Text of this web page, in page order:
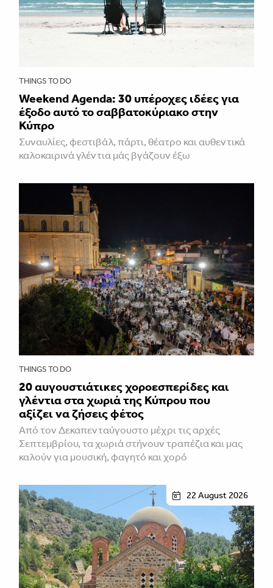
THINGS TO DO
Weekend Agenda: 30 υπέροχες ιδέες για
έξοδο αυτό το σαββατοκύριακο στην
Κύπρο
Συναυλίες, φεστιβάλ, πάρτι, θέατρο και αυθεντικά
καλοκαιρινά γλέντια μάς βγάζουν έξω
THINGS TO DO
20 αυγουστιάτικες χοροεσπερίδες και
γλέντια στα χωριά της Κύπρου που
αξίζει να ζήσεις φέτος
Από τον Δεκαπενταύγουστο μέχρι τις αρχές
Σεπτεμβρίου, τα χωριά στήνουν τραπέζια και μας
καλούν για μουσική, φαγητό και χορό
22 August 2026